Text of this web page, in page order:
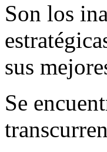
Son los
sus
Se